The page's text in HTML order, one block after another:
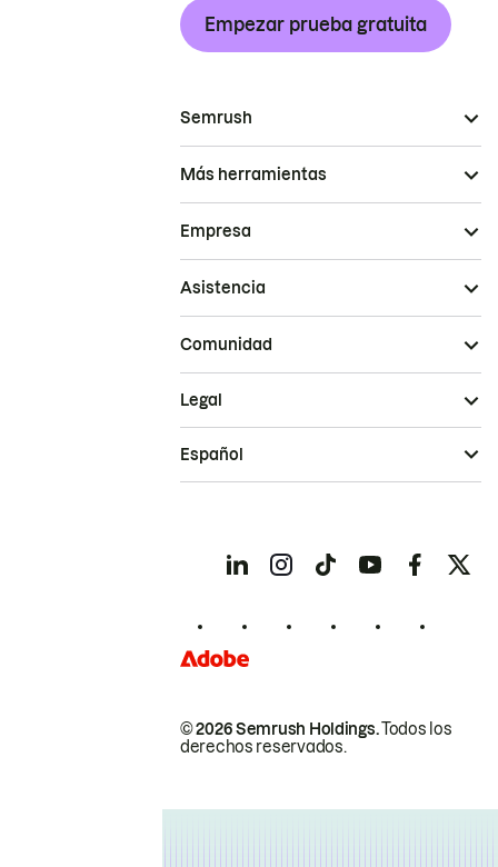
Empezar prueba gratuita
Semrush
Más herramientas
Empresa
Asistencia
Comunidad
© 2026 Semrush Holdings.Todos los
derechos reservados.
Legal
Español